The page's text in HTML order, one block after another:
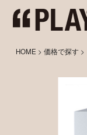
HOME >価格で探す >